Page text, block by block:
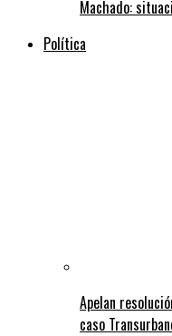
Machado:
Política
Apelan
caso